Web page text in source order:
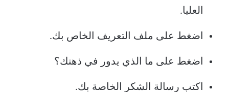
العليا.
اضغط على ملف التعريف الخاص بك.
اضغط على ما الذي يدور في ذهنك؟
اكتب رسالة الشكر الخاصة بك.